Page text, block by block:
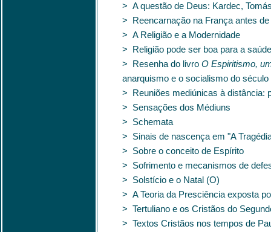
> A questão de Deus: Kardec,
> Reencarnação na França antes
> A Religião e a Modernidade
> Religião pode ser boa para a
> Resenha do livro O Espiritismo,
anarquismo e o socialismo do século
> Reuniões mediúnicas à distância:
> Sensações dos Médiuns
> Schemata
> Sinais de nascença em "A
> Sobre o conceito de Espírito
> Sofrimento e mecanismos de
> Solstício e o Natal (O)
> A Teoria da Presciência exposta
> Tertuliano e os Cristãos do
> Textos Cristãos nos tempos de